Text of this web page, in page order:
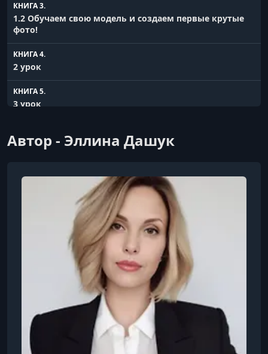
КНИГА 3.
1.2 Обучаем свою модель и создаем первые крутые
фото!
КНИГА 4.
2 урок
КНИГА 5.
3 урок
4 урок
Автор - Эллина Дашук